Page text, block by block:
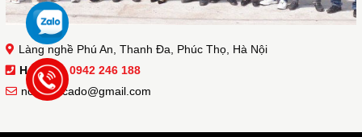
Làng nghề Phú An, Thanh Đa, Phúc Thọ, Hà Nội
Hotline :0942 246 188
noithatacado@gmail.com